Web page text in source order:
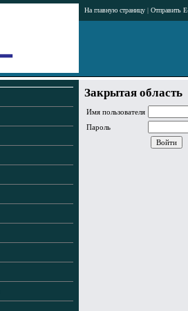
На главную страницу | Отправить
Закрытая область
Имя пользователя
Пароль